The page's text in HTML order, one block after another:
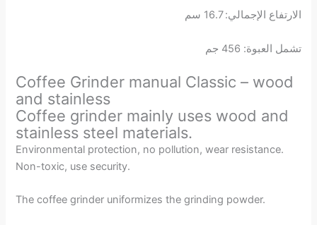
الارتفاع الإجمالي: 16.7 سم
تشمل العبوة: 456 جم
Coffee Grinder manual Classic – wood
and stainless
Coffee grinder mainly uses wood and
stainless steel materials.
Environmental protection, no pollution, wear resistance.
Non-toxic, use security.
The coffee grinder uniformizes the grinding powder.